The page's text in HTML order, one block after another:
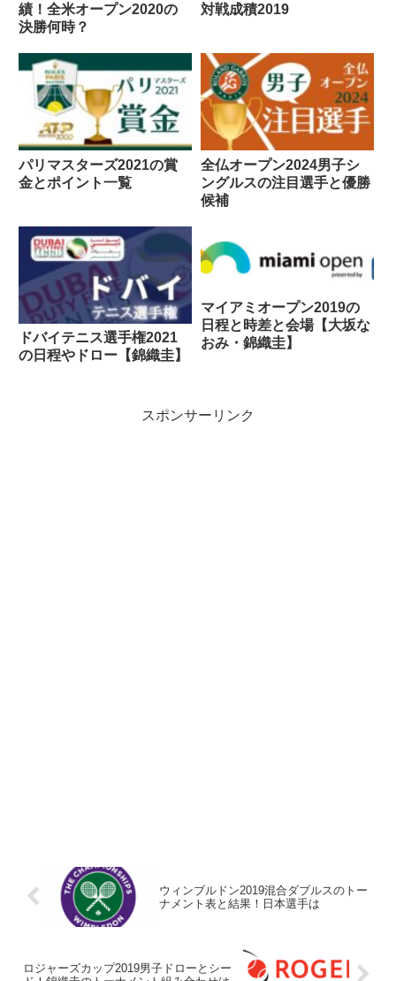
績！全米オープン2020の
決勝何時？
対戦成積2019
パリマスターズ2021の賞
金とポイント一覧
全仏オープン2024男子シ
ングルスの注目選手と優勝
候補
ドバイテニス選手権2021
の日程やドロー【錦織圭】
マイアミオープン2019の
日程と時差と会場【大坂な
おみ・錦織圭】
スポンサーリンク
ウィンブルドン2019混合ダブルスのトー
ナメント表と結果！日本選手は
ロジャーズカップ2019男子ドローとシー